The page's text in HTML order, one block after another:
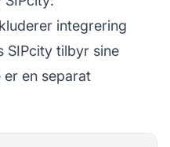
integrering
SIPcity tilbyr sine
en separat